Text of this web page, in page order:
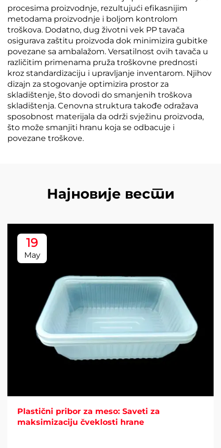
procesima proizvodnje, rezultujući efikasnijim
metodama proizvodnje i boljom kontrolom
troškova. Dodatno, dug životni vek PP tavača
osigurava zaštitu proizvoda dok minimizira gubitke
povezane sa ambalažom. Versatilnost ovih tavača u
različitim primenama pruža troškovne prednosti
kroz standardizaciju i upravljanje inventarom. Njihov
dizajn za stogovanje optimizira prostor za
skladištenje, što dovodi do smanjenih troškova
skladištenja. Cenovna struktura takođe odražava
sposobnost materijala da održi svježinu proizvoda,
što može smanjiti hranu koja se odbacuje i
povezane troškove.
Најновије вести
19
May
Plastični pribor za meso: Saveti za
maksimizaciju čveklosti hrane